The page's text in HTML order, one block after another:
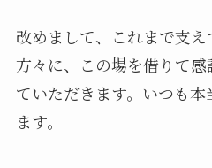
改めまして、これまで支
方々に、この場を借りて
ていただきます。いつも
ます。